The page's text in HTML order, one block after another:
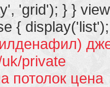
'grid'); } }
{
private
потолок цена